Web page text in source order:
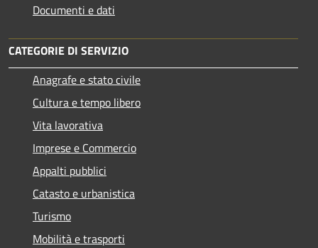
Documenti e dati
CATEGORIE DI SERVIZIO
Anagrafe e stato civile
Cultura e tempo libero
Vita lavorativa
Imprese e Commercio
Appalti pubblici
Catasto e urbanistica
Turismo
Mobilità e trasporti